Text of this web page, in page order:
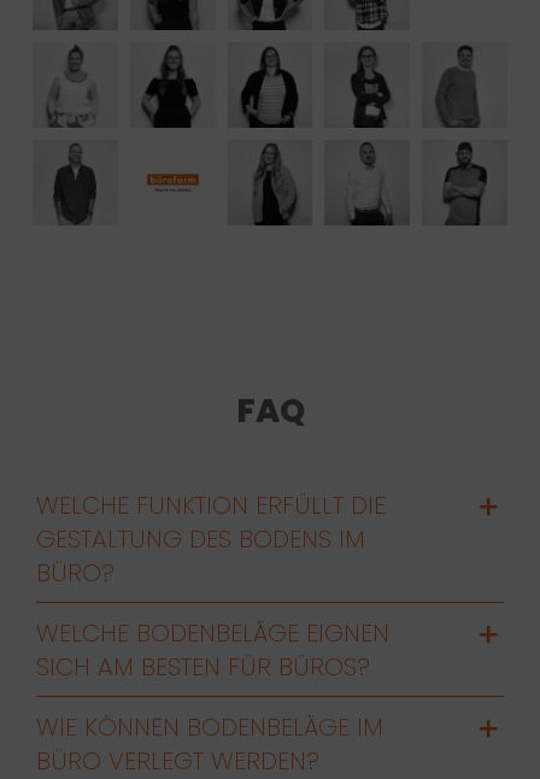
FAQ
WELCHE FUNKTION ERFÜLLT DIE
GESTALTUNG DES BODENS IM
BÜRO?
WELCHE BODENBELÄGE EIGNEN
SICH AM BESTEN FÜR BÜROS?
WIE KÖNNEN BODENBELÄGE IM
BÜRO VERLEGT WERDEN?